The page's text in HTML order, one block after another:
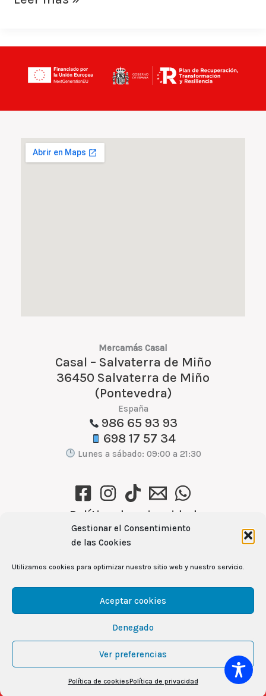
Gestionar el Consentimiento
de las Cookies
Utilizamos cookies para optimizar nuestro sitio web y nuestro servicio.
Aceptar cookies
Denegado
Ver preferencias
Política de cookiesPolítica de privacidad
Mercamás Casal
Casal – Salvaterra de Miño
36450 Salvaterra de Miño
(Pontevedra)
España
986 65 93 93
698 17 57 34
Lunes a sábado: 09:00 a 21:30
Política de privacidad
Política de cookies (UE)
Aviso Legal
Ver recetas →
Copyright © 2026 Mercamas Casal | Powered by
104
CUBES& Rita García Gil